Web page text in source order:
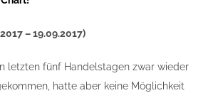
– 19.09.2017)
letzten fünf Handelstagen zwar wieder
hatte aber keine Möglichkeit